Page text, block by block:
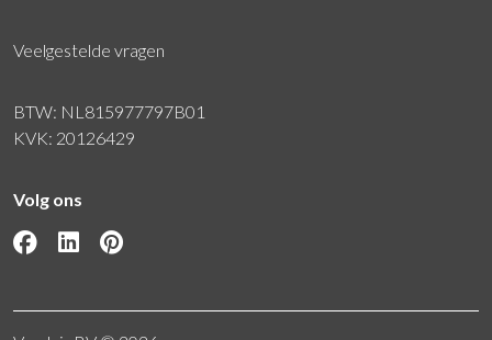
Veelgestelde vragen
BTW: NL815977797B01
KVK: 20126429
Volg ons